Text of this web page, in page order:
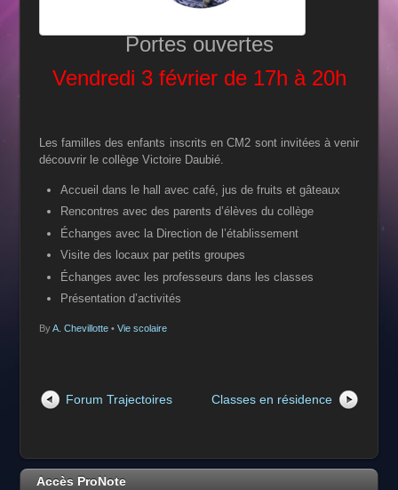
Portes ouvertes
Vendredi 3 février de 17h à 20h
Les familles des enfants inscrits en CM2 sont invitées à venir
découvrir le collège Victoire Daubié.
Accueil dans le hall avec café, jus de fruits et gâteaux
Rencontres avec des parents d’élèves du collège
Échanges avec la Direction de l’établissement
Visite des locaux par petits groupes
Échanges avec les professeurs dans les classes
Présentation d’activités
ByA. Chevillotte• Vie scolaire
Forum Trajectoires Classes en résidence
Accès ProNote